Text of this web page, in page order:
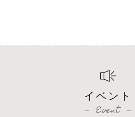
イベント
Event